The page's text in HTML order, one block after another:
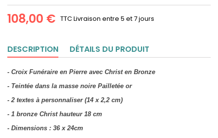
108,00 € TTCLivraison entre 5 et 7 jours
DESCRIPTION DÉTAILS DU PRODUIT
- Croix Funéraire en Pierre avec Christ en Bronze
- Teintée dans la masse noire Pailletée or
- 2 textes à personnaliser (14 x 2,2 cm)
- 1 bronze Christ hauteur 18 cm
- Dimensions : 36 x 24cm